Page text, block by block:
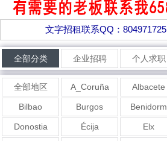
文字招租联系QQ：804971725
全部分类 企业招聘 个人求职
全部地区 A_Coruña Albacete
Bilbao Burgos Benidorm
Donostia Écija Elx